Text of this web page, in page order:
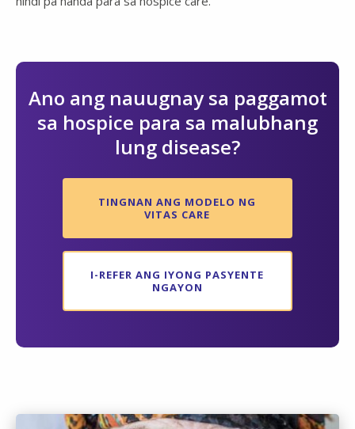
Ano ang nauugnay sa paggamot
sa hospice para sa malubhang
lung disease?
TINGNAN ANG MODELO NG
VITAS CARE
I-REFER ANG IYONG PASYENTE
NGAYON